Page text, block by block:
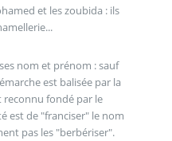
et les zoubida : ils
nom et prénom : sauf
est balisée par la
reconnu fondé par le
est de "franciser" le nom
pas les "berbériser".